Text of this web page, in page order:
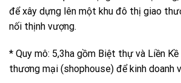
để xây dựng lên một khu đô thị giao
nối thịnh vượng.
* Quy mô: 5,3ha gồm Biệt thự và Liền
thương mại (shophouse) để kinh doanh